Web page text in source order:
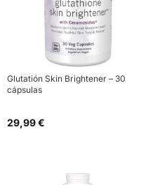
Glutatión Skin Brightener – 30
cápsulas
29,99 €